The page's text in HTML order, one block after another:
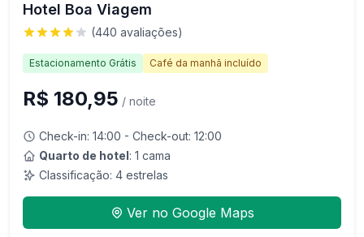
Hotel Boa Viagem
(440 avaliações)
Estacionamento Grátis Café da manhã incluído
R$ 180,95 / noite
Check-in: 14:00 - Check-out: 12:00
Quarto de hotel: 1 cama
Classificação: 4 estrelas
Ver no Google Maps